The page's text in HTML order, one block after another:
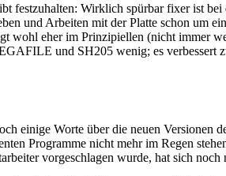
festzuhalten: Wirklich spürbar fixer ist
und Arbeiten mit der Platte schon um
wohl eher im Prinzipiellen (nicht immer
und SH205 wenig; es verbessert
einige Worte über die neuen Versionen
Programme nicht mehr im Regen
vorgeschlagen wurde, hat sich